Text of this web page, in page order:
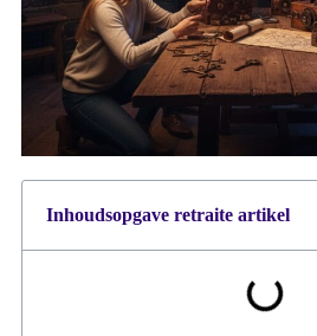
Inhoudsopgave retraite artikel